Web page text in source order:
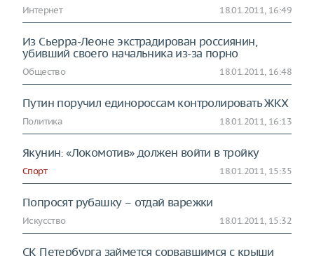
Интернет 18.01.2011, 16:49
Из Сьерра-Леоне экстрадирован россиянин,
убивший своего начальника из-за порно
Общество 18.01.2011, 16:48
Путин поручил единороссам контролировать ЖКХ
Политика 18.01.2011, 16:13
Якунин: «Локомотив» должен войти в тройку
Спорт 18.01.2011, 15:35
Попросят рубашку – отдай варежки
Искусство 18.01.2011, 15:32
СК Петербурга займется сорвавшимся с крыши